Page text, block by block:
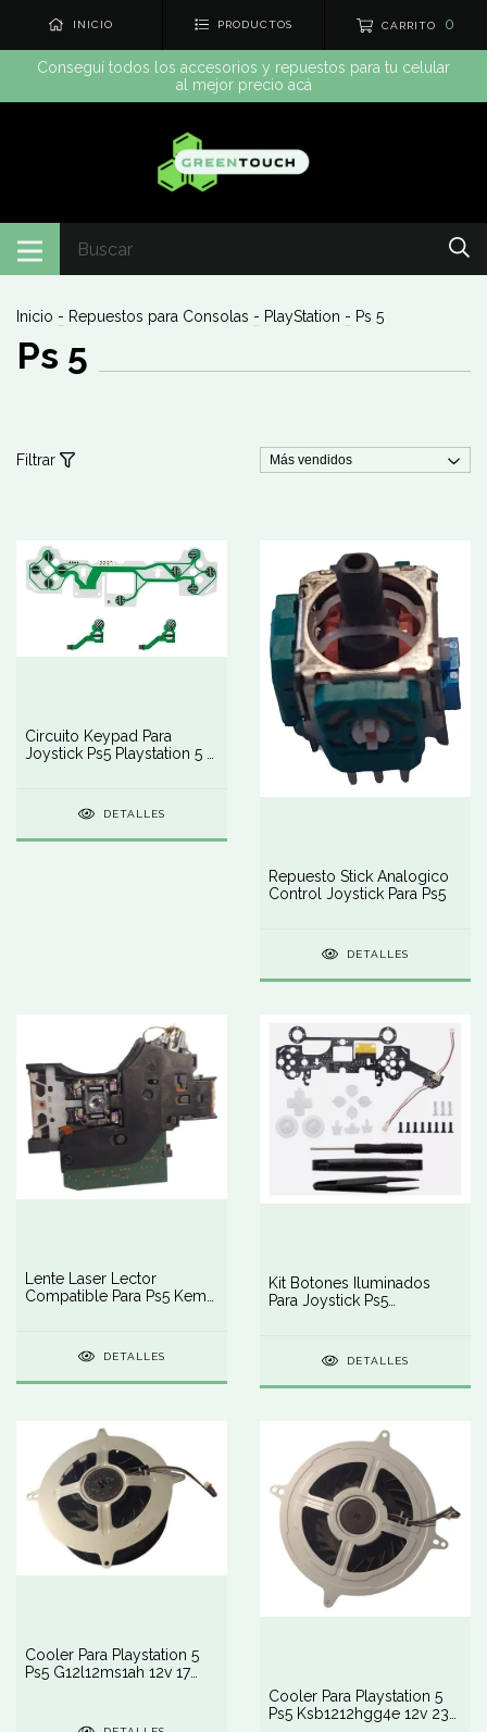
INICIO PRODUCTOS CARRITO 0
Conseguí todos los accesorios y repuestos para tu celular
al mejor precio acá
Inicio - Repuestos para Consolas - PlayStation - Ps 5
Ps 5
Filtrar
Circuito Keypad Para
Joystick Ps5 Playstation 5 -
DETALLES
Repuesto Stick Analogico
Control Joystick Para Ps5
DETALLES
Lente Laser Lector
Compatible Para Ps5 Kem-
DETALLES
Kit Botones Iluminados
Para Joystick Ps5
DETALLES
Cooler Para Playstation 5
Ps5 G12l12ms1ah 12v 17
Cooler Para Playstation 5
Ps5 Ksb1212hgg4e 12v 23